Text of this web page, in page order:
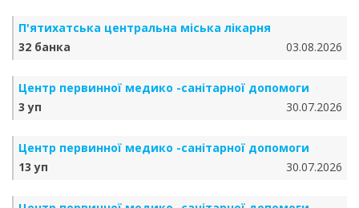
П'ятихатська центральна міська лікарня
32 банка
03.08.2026
Центр первинної медико -санітарної допомоги
3 уп
30.07.2026
Центр первинної медико -санітарної допомоги
13 уп
30.07.2026